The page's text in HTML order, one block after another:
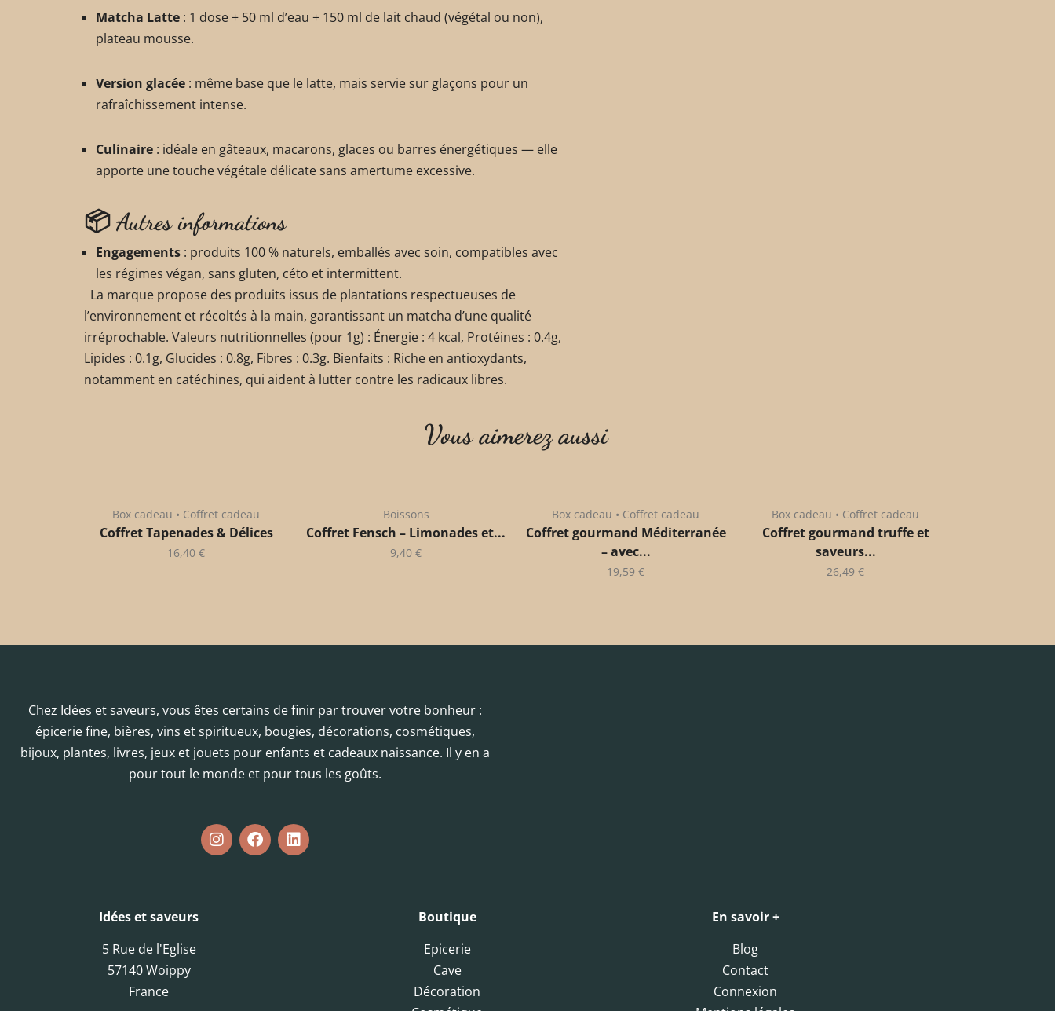
Matcha Latte : 1 dose + 50 ml d’eau + 150 ml de lait chaud (végétal ou non),
plateau mousse.
Version glacée : même base que le latte, mais servie sur glaçons pour un
rafraîchissement intense.
Culinaire : idéale en gâteaux, macarons, glaces ou barres énergétiques — elle
apporte une touche végétale délicate sans amertume excessive.
📦 Autres informations
Engagements : produits 100 % naturels, emballés avec soin, compatibles avec
les régimes végan, sans gluten, céto et intermittent.
La marque propose des produits issus de plantations respectueuses de
l’environnement et récoltés à la main, garantissant un matcha d’une qualité
irréprochable. Valeurs nutritionnelles (pour 1g) : Énergie : 4 kcal, Protéines : 0.4g,
Lipides : 0.1g, Glucides : 0.8g, Fibres : 0.3g. Bienfaits : Riche en antioxydants,
notamment en catéchines, qui aident à lutter contre les radicaux libres.
Vous aimerez aussi
Box cadeau • Coffret cadeau
Coffret Tapenades & Délices
16,40 €
Boissons
Coffret Fensch – Limonades et...
9,40 €
Box cadeau • Coffret cadeau
Coffret gourmand Méditerranée
– avec...
19,59 €
Box cadeau • Coffret cadeau
Coffret gourmand truffe et
saveurs...
26,49 €
Chez Idées et saveurs, vous êtes certains de finir par trouver votre bonheur :
épicerie fine, bières, vins et spiritueux, bougies, décorations, cosmétiques,
bijoux, plantes, livres, jeux et jouets pour enfants et cadeaux naissance. Il y en a
pour tout le monde et pour tous les goûts.
Idées et saveurs
5 Rue de l'Eglise
57140 Woippy
France
Boutique
Epicerie
Cave
Décoration
En savoir +
Blog
Contact
Connexion